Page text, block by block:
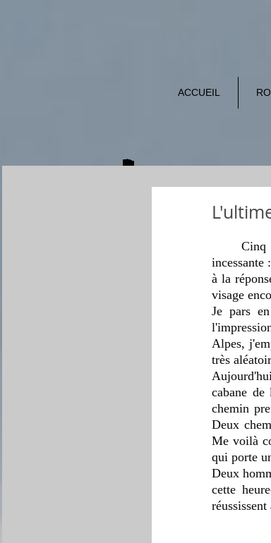
ACCUEIL
Cinq
incessante
à la
visage
Je pars
Alpes,
très
cabane
chemin
Deux
Me voilà
qui porte
Deux
cette